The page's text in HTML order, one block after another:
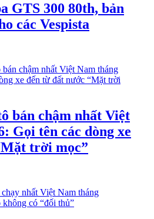
GTS 300 80th, bản
các Vespista
bán chậm nhất Việt
Gọi tên các dòng xe
trời mọc”